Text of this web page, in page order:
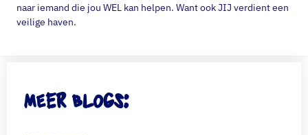
naar iemand die jou WEL kan helpen. Want ook JIJ verdient een
veilige haven.
Meer blogs: